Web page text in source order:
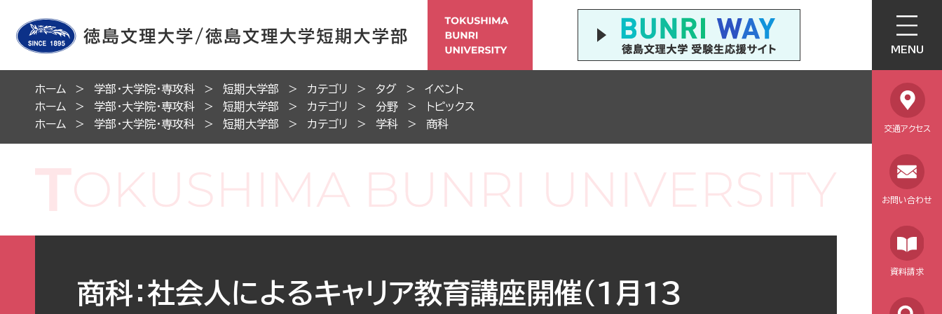
MENU
交通アクセス
お問い合わせ
資料請求
ホーム 学部・大学院・専攻科 短期大学部 カテゴリ タグ
イベント
ホーム
学部・大学院・専攻科 短期大学部 カテゴリ 分野
トピックス
ホーム
学部・大学院・専攻科 短期大学部 カテゴリ 学科 商科
商科：社会人によるキャリア教育講座開催（1月13